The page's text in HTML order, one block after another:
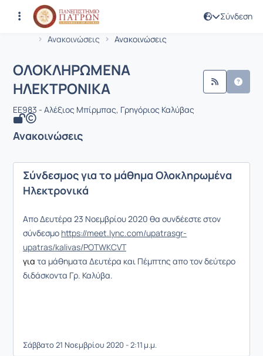
Σύνδεση
Αρχική Σελίδα
Ανακοινώσεις
Ανακοινώσεις
Μάθημα : ΟΛΟΚΛΗΡΩΜΕΝΑ
Κωδικός : EE983
ΟΛΟΚΛΗΡΩΜΕΝΑ
ΗΛΕΚΤΡΟΝΙΚΑ
EE983 - Αλέξιος Μπίρμπας, Γρηγόριος Καλύβας
Ανακοινώσεις
Σύνδεσμος για το μάθημα Ολοκληρωμένα
Ηλεκτρονικά
Απο Δευτέρα 23 Νοεμβρίου 2020 θα συνδέεστε στον
σύνδεσμο https://meet.lync.com/upatrasgr-
upatras/kalivas/POTWKCVT
για τα μάθηματα Δευτέρα και Πέμπτης απο τον δεύτερο
διδάσκοντα Γρ. Καλύβα.
Σάββατο 21 Νοεμβρίου 2020 - 2:11 μ.μ.